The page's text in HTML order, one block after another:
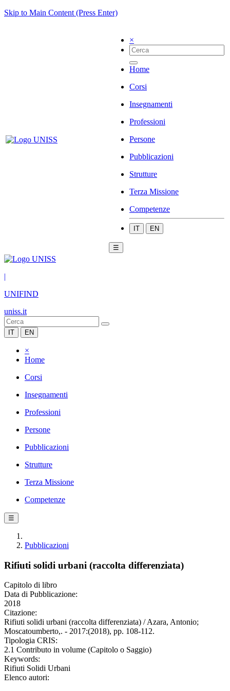
Skip to Main Content (Press Enter)
×
Home
Corsi
Insegnamenti
Professioni
Persone
Pubblicazioni
Strutture
Terza Missione
Competenze
IT EN
☰
|
UNIFIND
uniss.it
IT EN
×
Home
Corsi
Insegnamenti
Professioni
Persone
Pubblicazioni
Strutture
Terza Missione
Competenze
☰
Pubblicazioni
Rifiuti solidi urbani (raccolta differenziata)
Capitolo di libro
Data di Pubblicazione:
2018
Citazione:
Rifiuti solidi urbani (raccolta differenziata) / Azara, Antonio;
Moscatoumberto,. - 2017:(2018), pp. 108-112.
Tipologia CRIS:
2.1 Contributo in volume (Capitolo o Saggio)
Keywords:
Rifiuti Solidi Urbani
Elenco autori: